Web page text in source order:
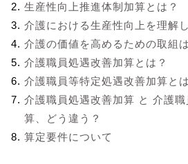
生産性向上推進体制加算とは？
介護における生産性向上を理解
介護の価値を高めるための取組
介護職員処遇改善加算とは？
介護職員等特定処遇改善加算と
介護職員処遇改善加算 と 介護
算、どう違う？
算定要件について